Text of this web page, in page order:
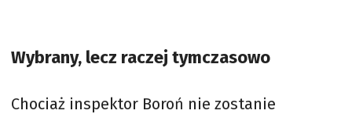
Wybrany, lecz raczej tymczasowo
Chociaż inspektor Boroń nie zostanie